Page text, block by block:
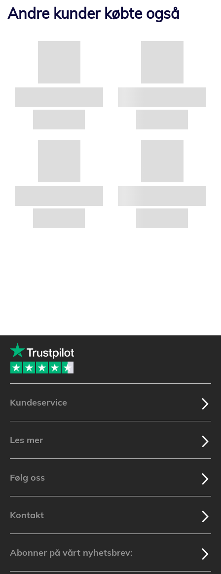
Andre kunder købte også
Kundeservice
Les mer
Følg oss
Kontakt
Abonner på vårt nyhetsbrev: